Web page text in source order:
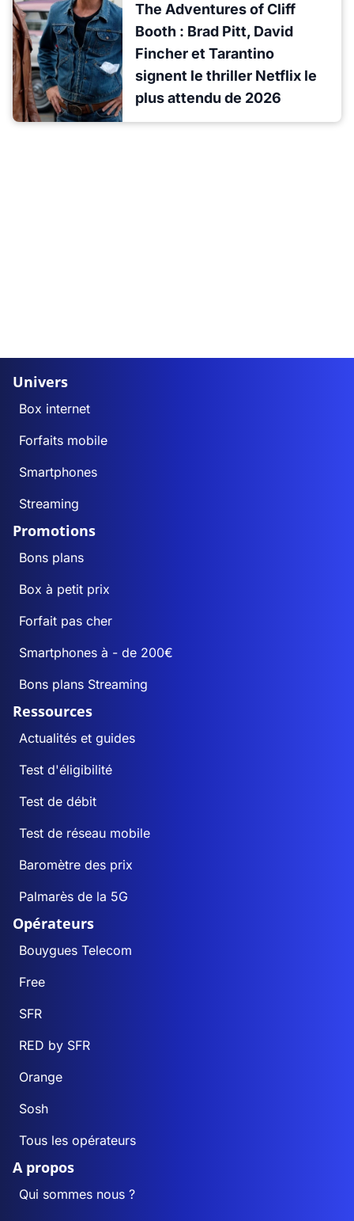
The Adventures of Cliff
Booth : Brad Pitt, David
Fincher et Tarantino
signent le thriller Netflix le
plus attendu de 2026
Univers
Box internet
Forfaits mobile
Smartphones
Streaming
Promotions
Bons plans
Box à petit prix
Forfait pas cher
Smartphones à - de 200€
Bons plans Streaming
Ressources
Actualités et guides
Test d'éligibilité
Test de débit
Test de réseau mobile
Baromètre des prix
Palmarès de la 5G
Opérateurs
Bouygues Telecom
Free
SFR
RED by SFR
Orange
Sosh
Tous les opérateurs
A propos
Qui sommes nous ?